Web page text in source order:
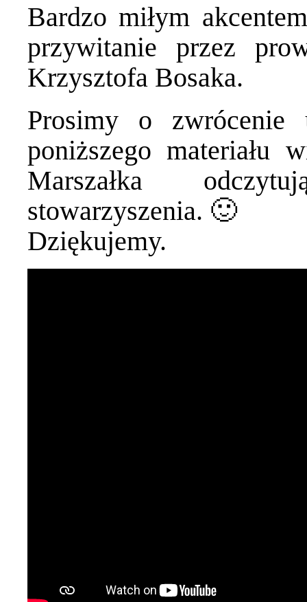
Bardzo miłym
przywitanie przez
Krzysztofa Bosaka.
Prosimy o zwrócenie
poniższego materiału
Marszałka
stowarzyszenia. 🙂
Dziękujemy.